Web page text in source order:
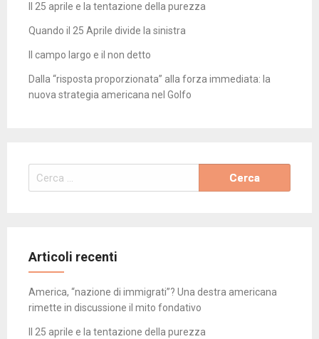
Il 25 aprile e la tentazione della purezza
Quando il 25 Aprile divide la sinistra
Il campo largo e il non detto
Dalla “risposta proporzionata” alla forza immediata: la
nuova strategia americana nel Golfo
Ricerca
per:
Articoli recenti
America, “nazione di immigrati”? Una destra americana
rimette in discussione il mito fondativo
Il 25 aprile e la tentazione della purezza